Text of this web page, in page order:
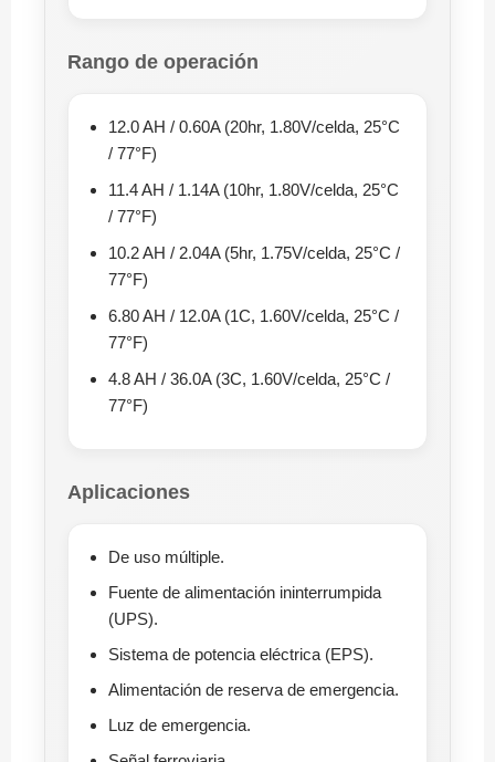
Rango de operación
12.0 AH / 0.60A (20hr, 1.80V/celda, 25°C
/ 77°F)
11.4 AH / 1.14A (10hr, 1.80V/celda, 25°C
/ 77°F)
10.2 AH / 2.04A (5hr, 1.75V/celda, 25°C /
77°F)
6.80 AH / 12.0A (1C, 1.60V/celda, 25°C /
77°F)
4.8 AH / 36.0A (3C, 1.60V/celda, 25°C /
77°F)
Aplicaciones
De uso múltiple.
Fuente de alimentación ininterrumpida
(UPS).
Sistema de potencia eléctrica (EPS).
Alimentación de reserva de emergencia.
Luz de emergencia.